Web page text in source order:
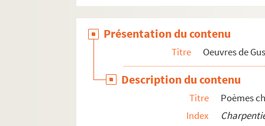
Présentation du contenu
Titre Oeuvres de
Description du contenu
Titre
Poèmes
Index